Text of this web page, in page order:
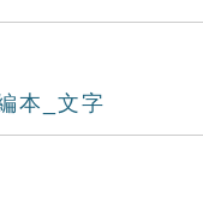
本_文字